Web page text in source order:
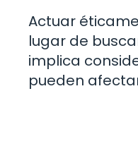
Actuar
lugar de
implica
pueden